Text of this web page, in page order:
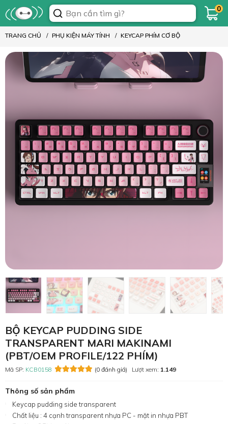
0
TRANG CHỦ PHỤ KIỆN MÁY TÍNH KEYCAP PHÍM CƠ BỘ
BỘ KEYCAP PUDDING SIDE
TRANSPARENT MARI MAKINAMI
(PBT/OEM PROFILE/122 PHÍM)
Mã SP: KCB0158 (0 đánh giá) Lượt xem: 1.149
Thông số sản phẩm
Keycap pudding side transparent
Chất liệu : 4 cạnh transparent nhựa PC - mặt in nhựa PBT